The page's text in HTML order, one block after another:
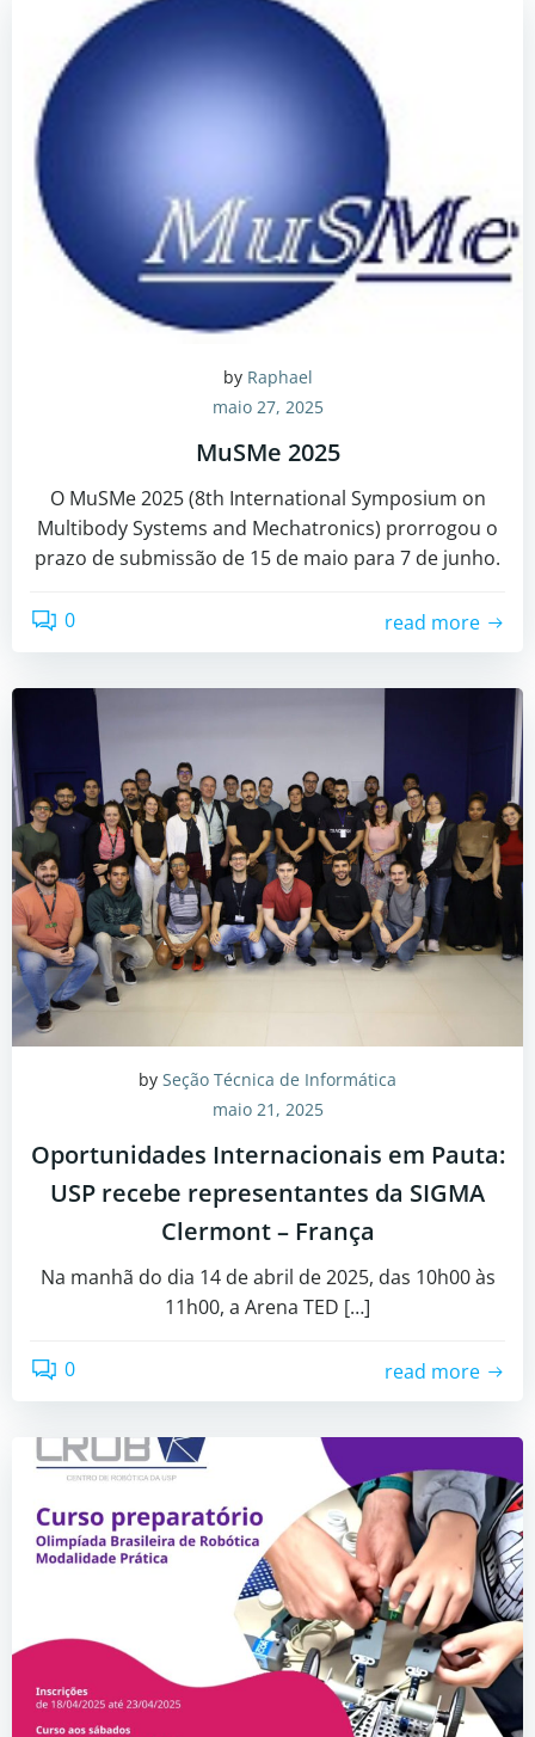
by Raphael
maio 27, 2025
MuSMe 2025
O MuSMe 2025 (8th International Symposium on
Multibody Systems and Mechatronics) prorrogou o
prazo de submissão de 15 de maio para 7 de junho.
0 read more
by Seção Técnica de Informática
maio 21, 2025
Oportunidades Internacionais em Pauta:
USP recebe representantes da SIGMA
Clermont – França
Na manhã do dia 14 de abril de 2025, das 10h00 às
11h00, a Arena TED […]
0 read more